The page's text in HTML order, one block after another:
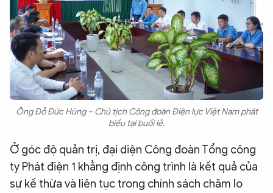
Ông Đỗ Đức Hùng – Chủ tịch Công đoàn Điện lực Việt Nam phát
biểu tại buổi lễ.
Ở góc độ quản trị, đại diện Công đoàn Tổng công
ty Phát điện 1 khẳng định công trình là kết quả của
sự kế thừa và liên tục trong chính sách chăm lo